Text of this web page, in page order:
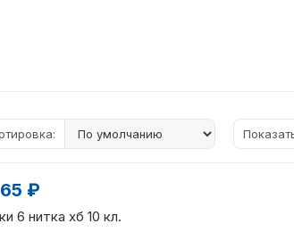
₽
6 нитка хб 10 кл.